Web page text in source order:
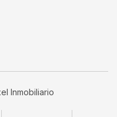
Inmobiliario